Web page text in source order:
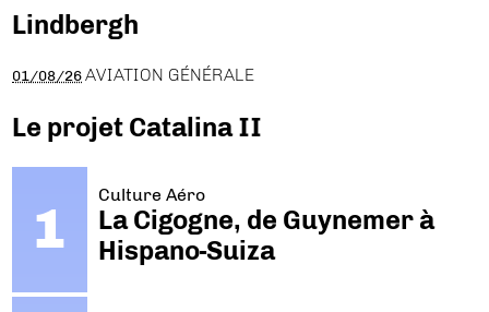
Lindbergh
01/08/26 AVIATION GÉNÉRALE
Le projet Catalina II
Culture Aéro
La Cigogne, de Guynemer à
Hispano-Suiza